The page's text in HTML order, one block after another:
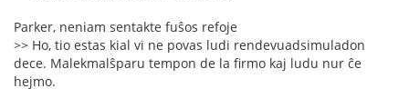
Parker, neniam sentakte fuŝos refoje
>> Ho, tio estas kial vi ne povas ludi rendevuadsimuladon
dece. Malekmalŝparu tempon de la firmo kaj ludu nur ĉe
hejmo.